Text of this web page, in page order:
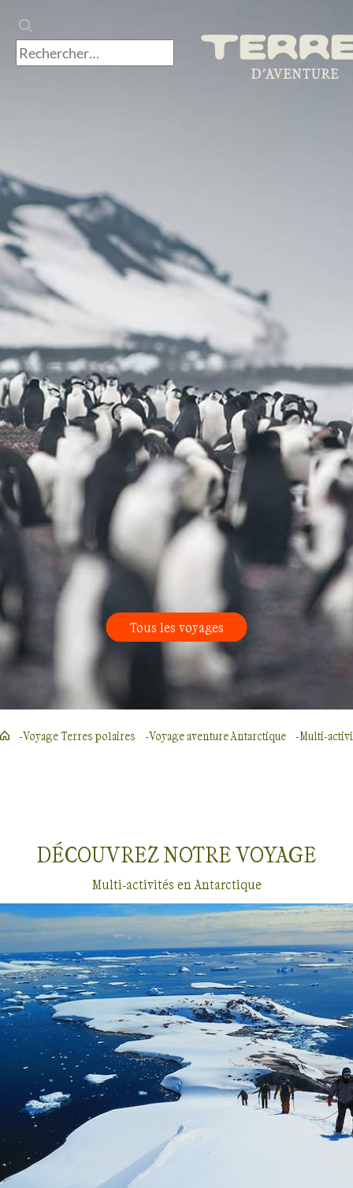
Multi-activitésAntarctique
Tous les voyages
Voyage Terres polaires Voyage aventure Antarctique Multi-
DÉCOUVREZ NOTREVOYAGE
Multi-activités en Antarctique